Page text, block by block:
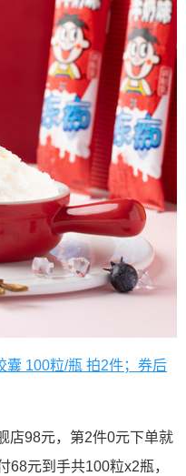
囊 100粒/瓶 拍2件；券后
店98元，第2件0元下单就
68元到手共100粒x2瓶，